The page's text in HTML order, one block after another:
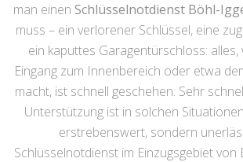
man einen Schlüsselnotdienst Böhl-
muss – ein verlorener Schlüssel, eine
ein kaputtes Garagentürschloss:
Eingang zum Innenbereich oder etwa
macht, ist schnell geschehen. Sehr
Unterstützung ist in solchen
erstrebenswert, sondern
Schlüsselnotdienst im Einzugsgebiet von